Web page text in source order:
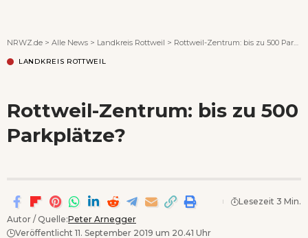
NRWZ.de > Alle News > Landkreis Rottweil > Rottweil-Zentrum: bis zu 500 Parkplätze?
LANDKREIS ROTTWEIL
Rottweil-Zentrum: bis zu 500
Parkplätze?
Autor / Quelle:Peter Arnegger
Veröffentlicht 11. September 2019 um 20.41 Uhr
Lesezeit 3 Min.